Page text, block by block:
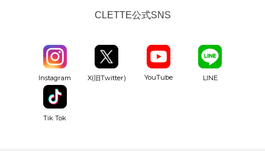
CLETTE公式SNS
Instagram X(旧Twitter) YouTube LINE
Tik Tok